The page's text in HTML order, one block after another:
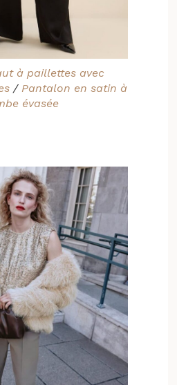
à paillettes avec
/ Pantalon en satin à
évasée